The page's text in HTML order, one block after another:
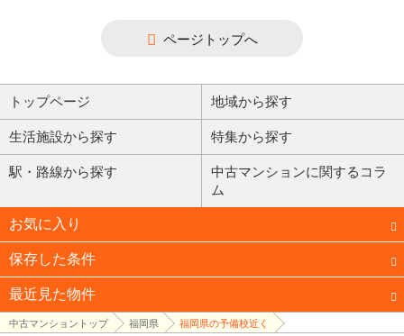
ページトップへ
トップページ 地域から探す
生活施設から探す 特集から探す
駅・路線から探す
中古マンションに関するコラ
ム
お気に入り
保存した条件
最近見た物件
中古マンショントップ 福岡県 福岡県の予備校近く